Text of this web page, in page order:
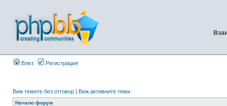
Влез Регистрация
Виж темите без отговор | Виж активните теми
Начало форум